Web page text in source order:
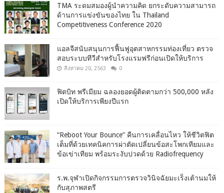
TMA ระดมสมองผู้นำความคิด ยกระดับความสามารถ
ด้านการแข่งขันของไทย ใน Thailand
Competitiveness Conference 2020
แอลจีสนับสนุนการฟื้นฟูอุตสาหกรรมท่องเที่ยว ตรวจ
สอบระบบทีวีสำหรับโรงแรมฟรีก่อนเปิดให้บริการ
สิงหาคม 20, 2563 0
ฟิตบิท พรีเมียม ฉลองยอดผู้ติดตามกว่า 500,000 หลัง
เปิดให้บริการเพียงปีแรก
“Reboot Your Bounce” คืนการเคลื่อนไหว ให้ชีวิตฟิต
เต็มที่ด้วยเทคนิคการผ่าตัดเปลี่ยนข้อสะโพกเทียมและ
ข้อเข่าเทียม พร้อมระงับปวดด้วย Radiofrequency
ร.พ.จุฬาเปิดกิจกรรมการตรวจวินิจฉัยมะเร็งเต้านมให้
กับสุภาพสตรี